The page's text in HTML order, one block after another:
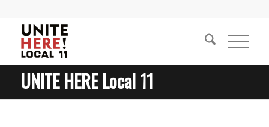
UNITE HERE Local 11